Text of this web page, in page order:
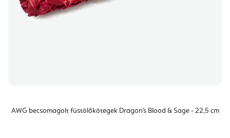
AWG becsomagolt füstölőkötegek Dragon's Blood & Sage - 22,5 cm